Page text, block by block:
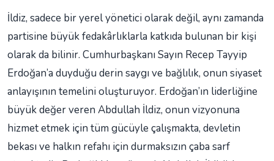
İldiz, sadece bir yerel yönetici olarak değil, aynı zamanda
partisine büyük fedakârlıklarla katkıda bulunan bir kişi
olarak da bilinir. Cumhurbaşkanı Sayın Recep Tayyip
Erdoğan’a duyduğu derin saygı ve bağlılık, onun siyaset
anlayışının temelini oluşturuyor. Erdoğan’ın liderliğine
büyük değer veren Abdullah İldiz, onun vizyonuna
hizmet etmek için tüm gücüyle çalışmakta, devletin
bekası ve halkın refahı için durmaksızın çaba sarf